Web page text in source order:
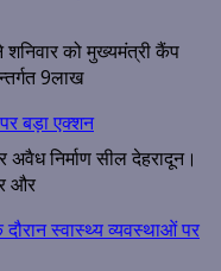
शनिवार को मुख्यमंत्री कैंप
9लाख
बड़ा एक्शन
अवैध निर्माण सील देहरादून।
और
स्वास्थ्य व्यवस्थाओं पर